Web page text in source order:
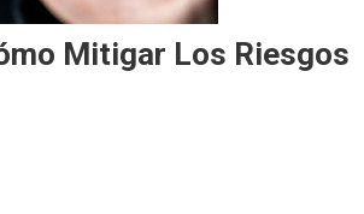
Mitigar Los Riesgos